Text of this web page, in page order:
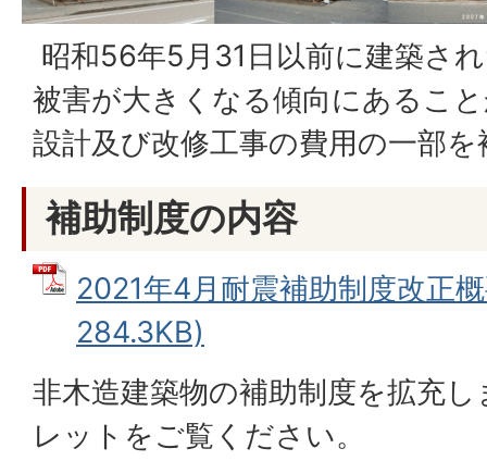
昭和56年5月31日以前に建築さ
被害が大きくなる傾向にあるこ
設計及び改修工事の費用の一部
補助制度の内容
2021年4月耐震補助制度改正
284.3KB)
非木造建築物の補助制度を拡充
レットをご覧ください。